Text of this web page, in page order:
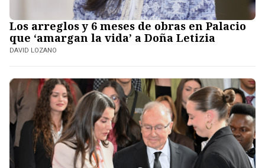
Los arreglos y 6 meses de obras en Palacio
que ‘amargan la vida’ a Doña Letizia
DAVID LOZANO